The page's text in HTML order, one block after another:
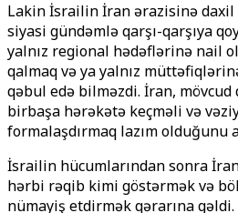
Lakin İsrailin İran ərazisinə daxil
siyasi gündəmlə qarşı-qarşıya
yalnız regional hədəflərinə nail
qalmaq və ya yalnız
qəbul edə bilməzdi. İran,
birbaşa hərəkətə keçməli və
formalaşdırmaq lazım olduğunu
İsrailin hücumlarından sonra
hərbi rəqib kimi göstərmək və
nümayiş etdirmək qərarına